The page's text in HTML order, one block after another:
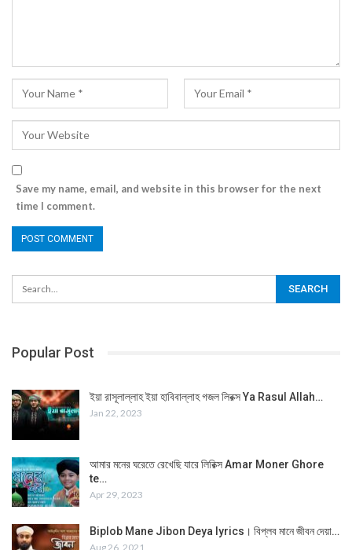
Save my name, email, and website in this browser for the next
time I comment.
Popular Post
ইয়া রাসূলাল্লাহ ইয়া হাবিবাল্লাহ গজল লিরক্স Ya Rasul Allah…
Jan 22, 2023
আমার মনের ঘরেতে রেখেছি যারে লিরিক্স Amar Moner Ghore
te…
Apr 29, 2023
Biplob Mane Jibon Deya lyrics। বিপ্লব মানে জীবন দেয়া…
Aug 26, 2021